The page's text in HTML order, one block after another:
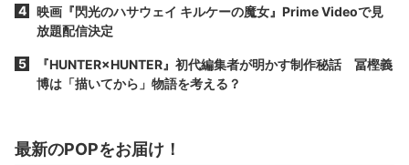
映画『閃光のハサウェイ キルケーの魔女』Prime Videoで見
放題配信決定
『HUNTER×HUNTER』初代編集者が明かす制作秘話 冨樫義
博は「描いてから」物語を考える？
最新のPOPをお届け！